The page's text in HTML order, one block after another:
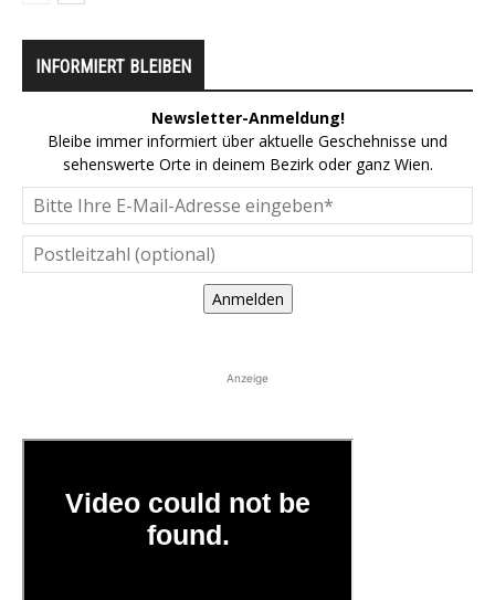
INFORMIERT BLEIBEN
Newsletter-Anmeldung!
Bleibe immer informiert über aktuelle Geschehnisse und
sehenswerte Orte in deinem Bezirk oder ganz Wien.
Anmelden
Anzeige